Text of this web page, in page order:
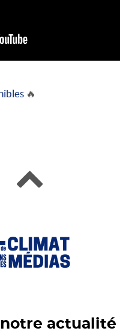
🔥
actualité